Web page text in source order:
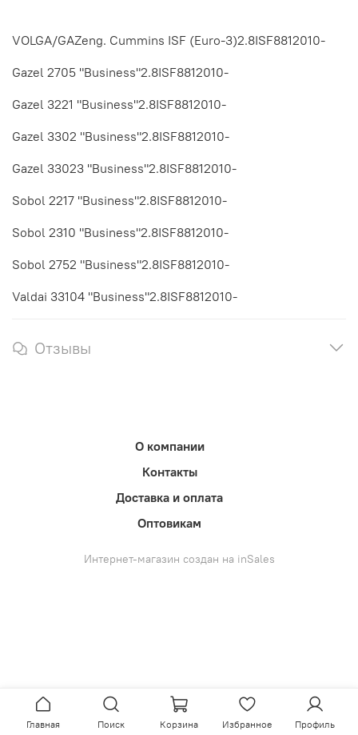
VOLGA/GAZeng. Cummins ISF (Euro-3)2.8ISF8812010-
Gazel 2705 "Business"2.8ISF8812010-
Gazel 3221 "Business"2.8ISF8812010-
Gazel 3302 "Business"2.8ISF8812010-
Gazel 33023 "Business"2.8ISF8812010-
Sobol 2217 "Business"2.8ISF8812010-
Sobol 2310 "Business"2.8ISF8812010-
Sobol 2752 "Business"2.8ISF8812010-
Valdai 33104 "Business"2.8ISF8812010-
Отзывы
О компании
Контакты
Доставка и оплата
Оптовикам
Интернет-магазин создан на inSales
Главная Поиск Корзина Избранное Профиль